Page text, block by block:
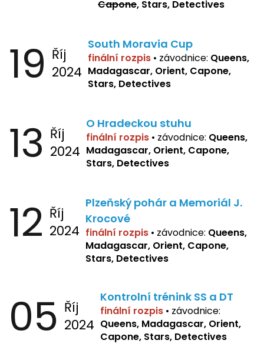
Capone, Stars, Detectives
19 Říj
2024
South Moravia Cup
finální rozpis • závodnice: Queens,
Madagascar, Orient, Capone,
Stars, Detectives
13 Říj
2024
O Hradeckou stuhu
finální rozpis • závodnice: Queens,
Madagascar, Orient, Capone,
Stars, Detectives
12 Říj
2024
Plzeňský pohár a Memoriál J.
Krocové
finální rozpis • závodnice: Queens,
Madagascar, Orient, Capone,
Stars, Detectives
05 Říj
2024
Kontrolní trénink SS a DT
finální rozpis • závodnice:
Queens, Madagascar, Orient,
Capone, Stars, Detectives